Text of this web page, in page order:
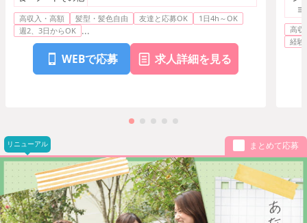
高収入・高額 髪型・髪色自由 友達と応募OK
1日4h～OK
週2、3日からOK ...
WEBで応募 求人詳細を見る
ト
エ
高
経験
リニューアル まとめて応募